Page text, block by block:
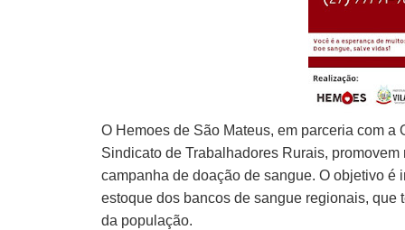
O Hemoes de São Mateus, em parceria com
Sindicato de Trabalhadores Rurais, promovem
campanha de doação de sangue. O objetivo é
estoque dos bancos de sangue regionais,
da população.